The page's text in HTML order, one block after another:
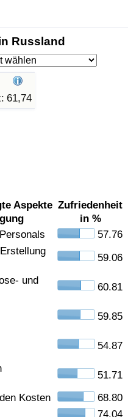
Russland
61,74
Aspekte Zufriedenheit
in %
57.76
59.06
und
60.81
59.85
54.87
51.71
Kosten
68.80
74.04
Land
(aktuell)
nach Land